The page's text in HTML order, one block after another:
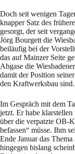
Doch seit wenigen
knapper Satz des
gesorgt, der seit
Jörg Bourgett die
beiläufig bei der
das auf Mainzer Seite
Abgase die
damit der Position
den Kraftwerksbau sind.
Im Gespräch mit dem
jetzt. Er habe
über die verpatzte OB-
befassen“ müsse. Ihm
Ende Januar das
hingegen bislang